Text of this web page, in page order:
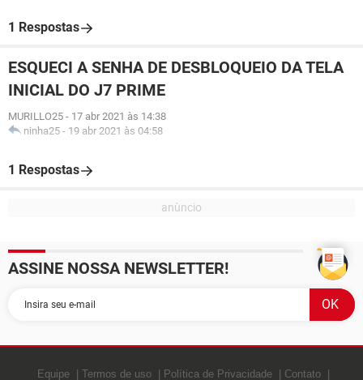
1 Respostas
ESQUECI A SENHA DE DESBLOQUEIO DA TELA
INICIAL DO J7 PRIME
MURILLO25 - 17 abr 2021 às 14:38
ninha25 - 19 abr 2021 às 04:58
1 Respostas
ASSINE NOSSA NEWSLETTER!
Equipe Termos de uso Política de Privacidade Contato